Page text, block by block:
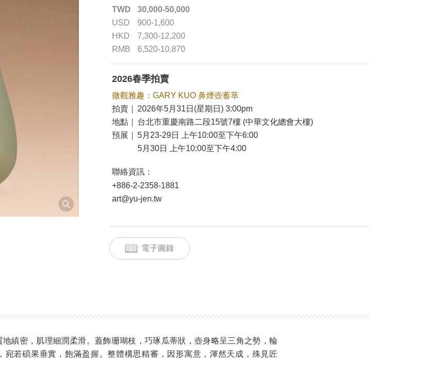
TWD
30,000-50,000
USD
900-1,600
HKD
7,300-12,200
RMB
6,520-10,870
2026春季拍賣
微觀雅趣：GARY KUO 鼻煙壺蓄萃
拍賣｜
2026年5月31日(星期日) 3:00pm
地點｜
台北市重慶南路二段15號7樓 (中華文化總會大樓)
預展｜
5月23-29日 上午10:00至下午6:00
5月30日 上午10:00至下午4:00
聯絡資訊：
+886-2-2358-1881
art@yu-jen.tw
電子圖錄
縝密，肌理細潤柔滑。蓋飾珊瑚枝，巧琢瓜蒂狀，壺身略呈三角之勢，輪
宛若碩果垂實，飽滿盈握。整體構思精審，因形寓意，渾然天成，殊見匠